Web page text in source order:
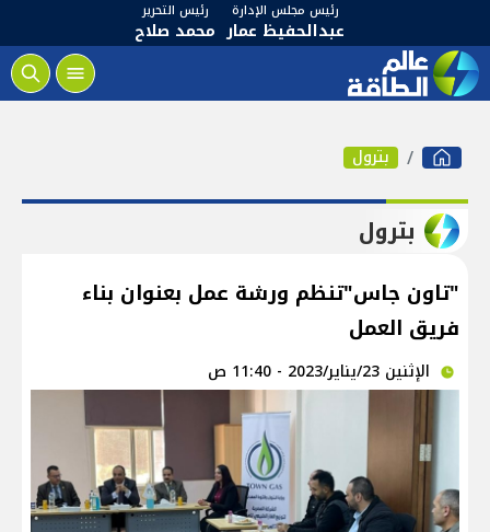
رئيس مجلس الإدارة
عبدالحفيظ عمار
رئيس التحرير
محمد صلاح
بترول
بترول
"تاون جاس"تنظم ورشة عمل بعنوان بناء
فريق العمل
الإثنين 23/يناير/2023 - 11:40 ص